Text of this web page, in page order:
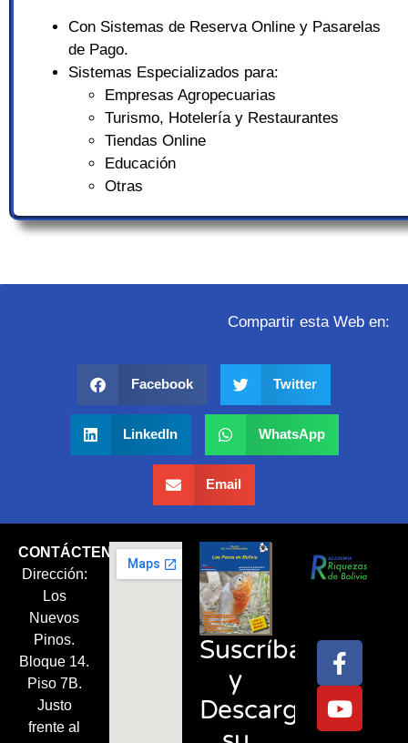
Con Sistemas de Reserva Online y Pasarelas
de Pago.
Sistemas Especializados para:
Empresas Agropecuarias
Turismo, Hotelería y Restaurantes
Tiendas Online
Educación
Otras
Compartir esta Web en:
Facebook Twitter
LinkedIn WhatsApp
Email
CONTÁCTENOS
Dirección:
Los
Nuevos
Pinos.
Bloque 14.
Piso 7B.
Justo
frente al
Suscríbase
y
Descargue